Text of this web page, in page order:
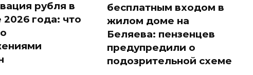
рубля в
2026 года: что
бесплатным входом в
жилом доме на
Беляева: пензенцев
предупредили о
подозрительной схеме